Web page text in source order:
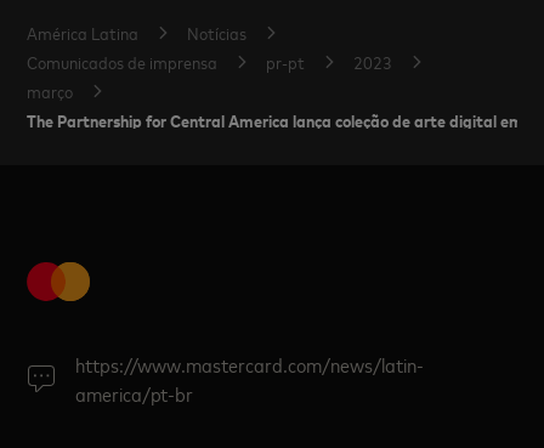
América Latina
Notícias
Comunicados de imprensa
pr-pt
2023
março
The Partnership for Central America lança coleção de arte digital em
https://www.mastercard.com/news/latin-
america/pt-br